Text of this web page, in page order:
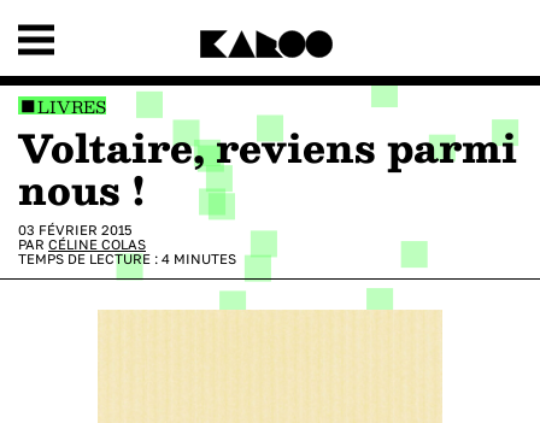
LIVRES
Voltaire, reviens parmi
nous !
03 FÉVRIER 2015
PAR CÉLINE COLAS
TEMPS DE LECTURE : 4 MINUTES